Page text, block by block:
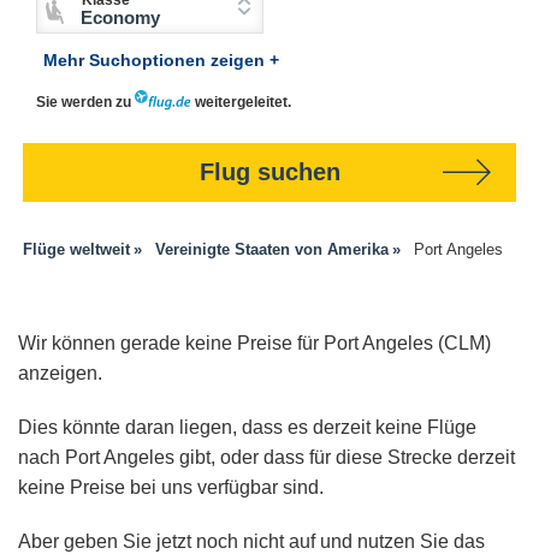
Economy
Mehr Suchoptionen zeigen +
Sie werden zu weitergeleitet.
Flug suchen
Flüge weltweit Vereinigte Staaten von Amerika Port Angeles
Wir können gerade keine Preise für Port Angeles (CLM)
anzeigen.
Dies könnte daran liegen, dass es derzeit keine Flüge
nach Port Angeles gibt, oder dass für diese Strecke derzeit
keine Preise bei uns verfügbar sind.
Aber geben Sie jetzt noch nicht auf und nutzen Sie das